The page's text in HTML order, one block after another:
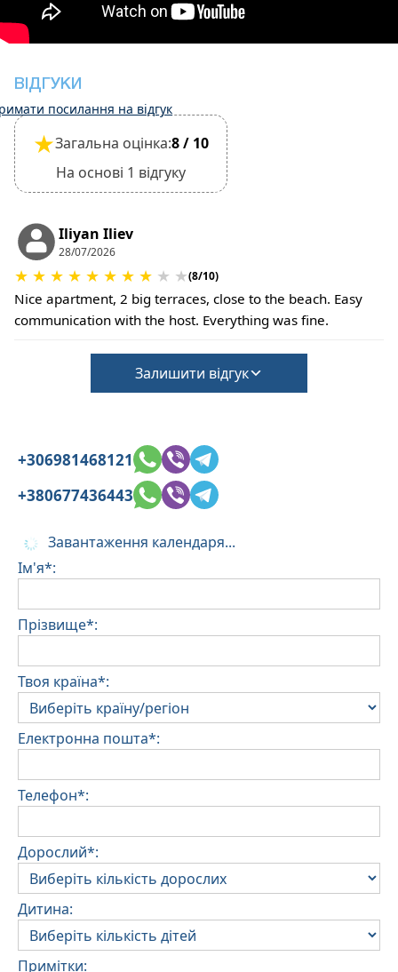
Однак виселення може бути завершено лише
після перевірки загального стану будинку
невеликими домашніми тваринами, що
(Потрібна додаткова плата за прибирання та
заставу на випадок пошкодження майна)
ВІДГУКИ
посилання на відгук
★Загальна оцінка:8 / 10
На основі 1 відгуку
Iliyan Iliev
28/07/2026
★ ★ ★ ★ ★ ★ ★ ★ ★ ★(8/10)
Nice apartment, 2 big terraces, close to the beach. Easy
communication with the host. Everything was fine.
Залишити відгук
+306981468121
+380677436443
Завантаження календаря...
Ім'я*:
Прізвище*:
Твоя країна*:
Електронна пошта*:
Телефон*:
Дорослий*:
Дитина:
Примітки: